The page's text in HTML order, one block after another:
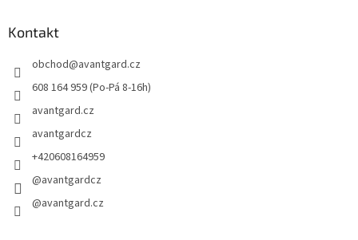
Kontakt
obchod@avantgard.cz
608 164 959 (Po-Pá 8-16h)
avantgard.cz
avantgardcz
+420608164959
@avantgardcz
@avantgard.cz